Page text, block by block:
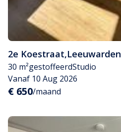
2e Koestraat,Leeuwarden
30 m²gestoffeerdStudio
Vanaf 10 Aug 2026
€ 650/maand